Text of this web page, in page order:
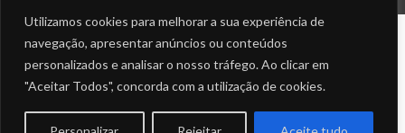
Utilizamos cookies para melhorar a sua experiência de
navegação, apresentar anúncios ou conteúdos
personalizados e analisar o nosso tráfego. Ao clicar em
"Aceitar Todos", concorda com a utilização de cookies.